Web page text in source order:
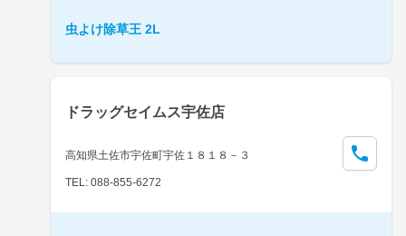
虫よけ除草王 2L
ドラッグセイムス宇佐店
高知県土佐市宇佐町宇佐１８１８－３
TEL: 088-855-6272